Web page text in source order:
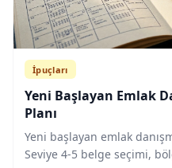
İpuçları
Yeni Başlayan Emlak
Planı
Yeni başlayan emlak
Seviye 4-5 belge seçimi,